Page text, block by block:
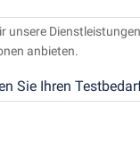
unsere
anbieten.
Sie Ihren